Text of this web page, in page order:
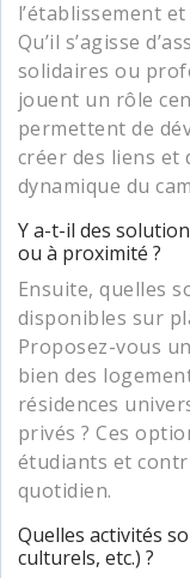
l’établissement
Qu’il s’agisse
solidaires ou
jouent un rôle
permettent de
créer des liens et
dynamique du
Y a-t-il des
ou à proximité ?
Ensuite, quelles
disponibles sur
Proposez-vous
bien des
résidences
privés ? Ces
étudiants et
quotidien.
Quelles activités
culturels, etc.) ?